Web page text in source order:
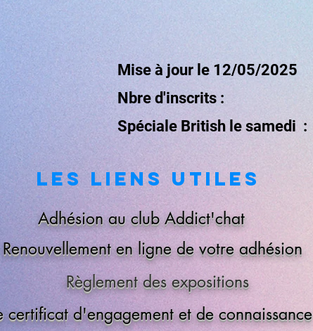
Mise à jour le 12/05/2025
Nbre d'inscrits :
Spéciale British le samedi :
LES LIENS UTILES
Adhésion au club Addict'chat
Renouvellement en ligne de votre adhésion
Règlement des expositions
certificat d'engagement et de connaissance